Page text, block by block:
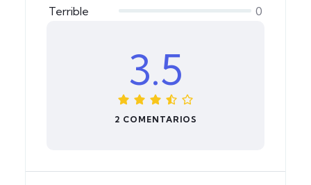
Terrible
0
3.5
2 COMENTARIOS